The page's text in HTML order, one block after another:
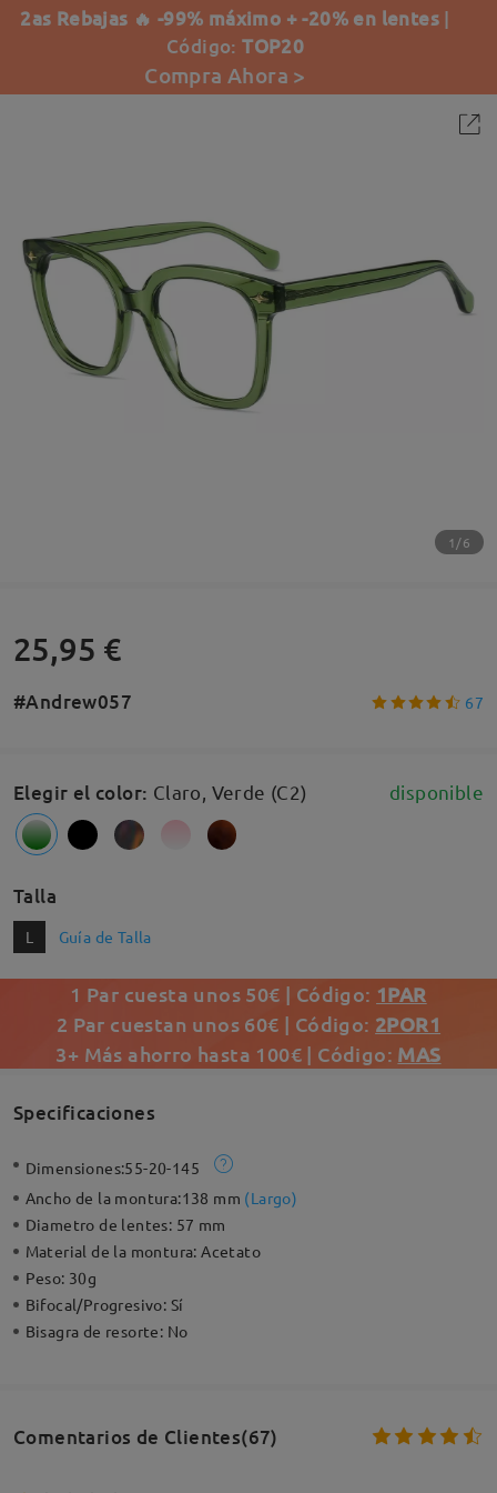
2as Rebajas 🔥 -99% máximo + -20% en lentes |
Código:TOP20
Compra Ahora >
1/6
25,95 €
#Andrew057 67
Elegir el color: Claro, Verde (C2) disponible
Talla
L Guía de Talla
1 Par cuesta unos 50€ | Código: 1PAR
2 Par cuestan unos 60€ | Código: 2POR1
3+ Más ahorro hasta 100€ | Código: MAS
Specificaciones
Dimensiones:55-20-145
Ancho de la montura:138 mm (Largo)
Diametro de lentes: 57 mm
Material de la montura:Acetato
Peso: 30g
Bifocal/Progresivo: Sí
Bisagra de resorte: No
Comentarios de Clientes(67)